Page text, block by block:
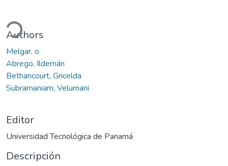
Authors
Melgar, o.
Abrego, Ildemán
Bethancourt, Gricelda
Subramaniam, Velumani
Editor
Universidad Tecnológica de Panamá
Descripción